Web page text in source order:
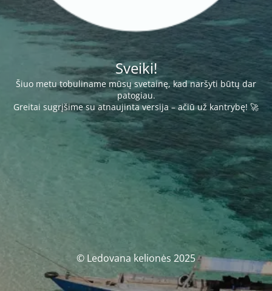
Sveiki!
Šiuo metu tobuliname mūsų svetainę, kad naršyti būtų dar
patogiau.
Greitai sugrįšime su atnaujinta versija – ačiū už kantrybę! 🚀
© Ledovana kelionės 2025